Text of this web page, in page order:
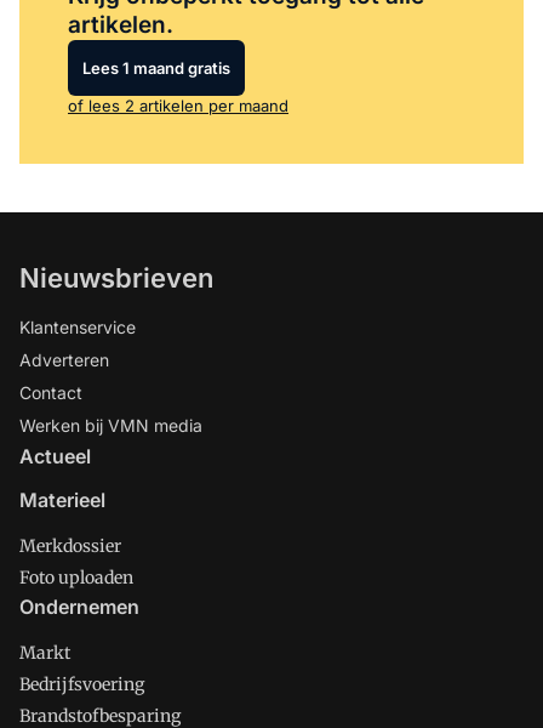
artikelen.
Lees 1 maand gratis
of lees 2 artikelen per maand
Nieuwsbrieven
Klantenservice
Adverteren
Contact
Werken bij VMN media
Actueel
Materieel
Merkdossier
Foto uploaden
Ondernemen
Markt
Bedrijfsvoering
Brandstofbesparing